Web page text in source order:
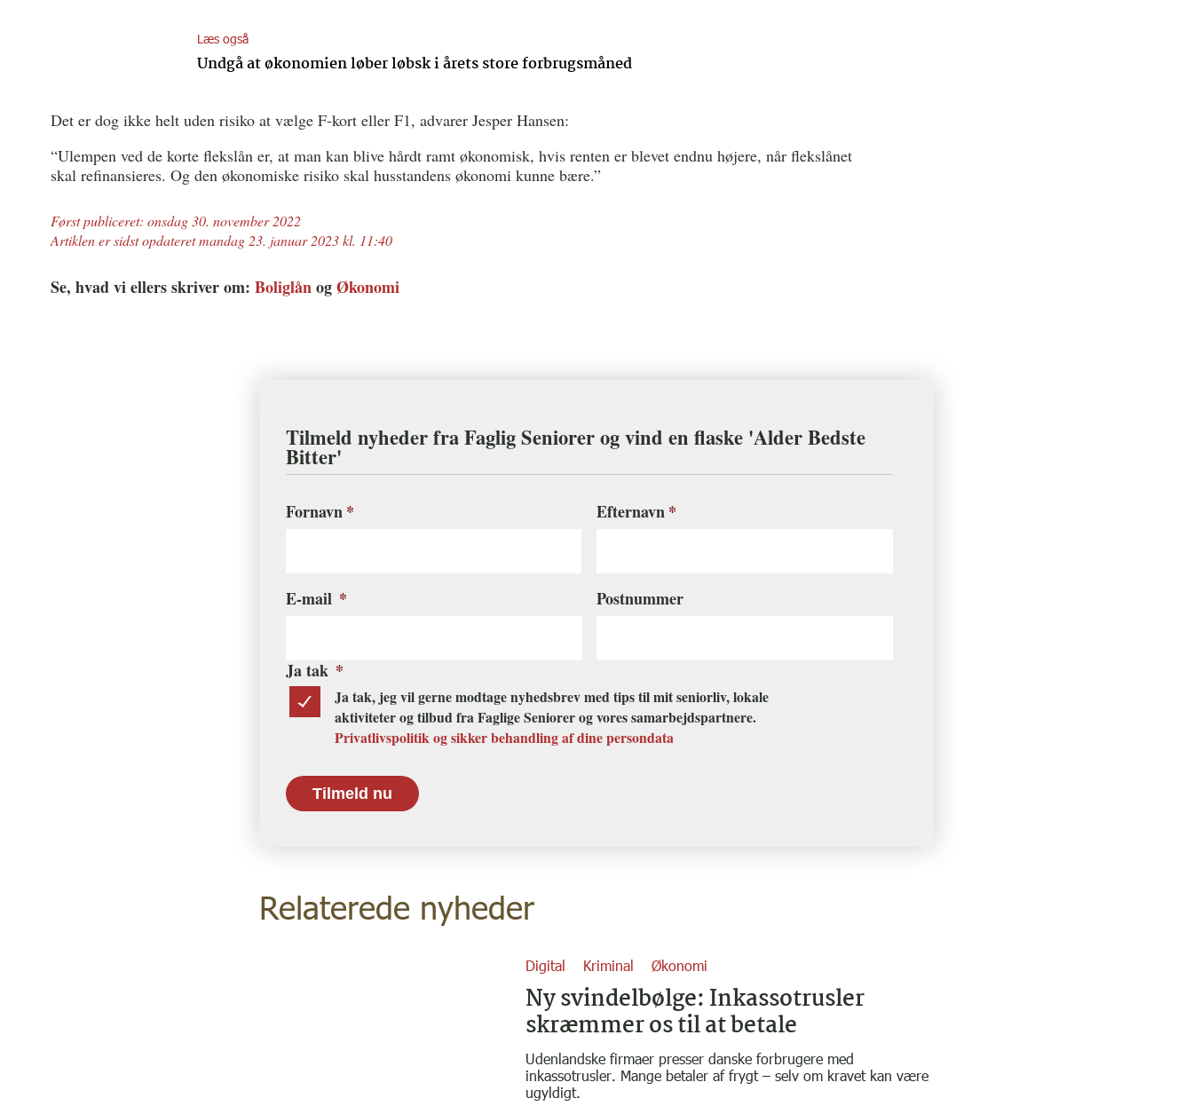
Læs også
Undgå at økonomien løber løbsk i årets store forbrugsmåned
Det er dog ikke helt uden risiko at vælge F-kort eller F1, advarer Jesper Hansen:
“Ulempen ved de korte flekslån er, at man kan blive hårdt ramt økonomisk, hvis renten er blevet endnu højere, når flekslånet
skal refinansieres. Og den økonomiske risiko skal husstandens økonomi kunne bære.”
Først publiceret: onsdag 30. november 2022
Artiklen er sidst opdateret mandag 23. januar 2023 kl. 11:40
Se, hvad vi ellers skriver om: BoliglånogØkonomi
Tilmeld nyheder fra Faglig Seniorer og vind en flaske 'Alder Bedste
Bitter'
*
Fornavn Efternavn
E-mail * Postnummer
Ja tak *
Ja tak, jeg vil gerne modtage nyhedsbrev med tips til mit seniorliv, lokale
aktiviteter og tilbud fra Faglige Seniorer og vores samarbejdspartnere.
Privatlivspolitik og sikker behandling af dine persondata
Relaterede nyheder
Digital Kriminal Økonomi
Ny svindelbølge: Inkassotrusler
skræmmer os til at betale
Udenlandske firmaer presser danske forbrugere med
inkassotrusler. Mange betaler af frygt – selv om kravet kan være
ugyldigt.